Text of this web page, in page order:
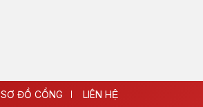
SƠ ĐỒ CỔNG LIÊN HỆ